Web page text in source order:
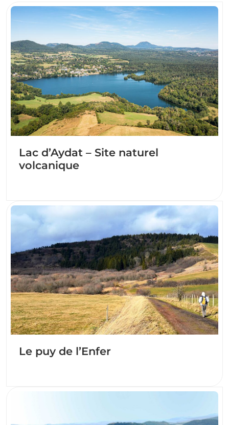
Lac d’Aydat – Site naturel
volcanique
Le puy de l’Enfer